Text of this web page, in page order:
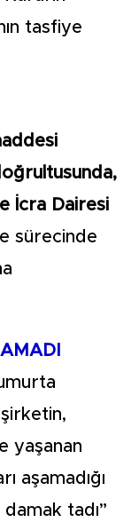
tasfiye
İcra Dairesi
sürecinde
yaşanan
aşamadığı
tadı”